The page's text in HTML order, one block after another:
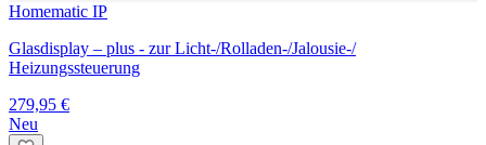
Homematic IP
Glasdisplay – plus - zur Licht-/Rolladen-/Jalousie-/
Heizungssteuerung
279,95 €
Neu